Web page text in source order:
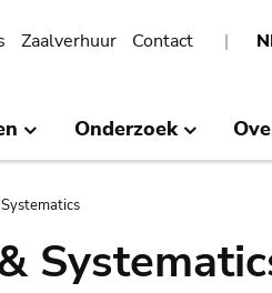
Zaalverhuur Contact
Onderzoek